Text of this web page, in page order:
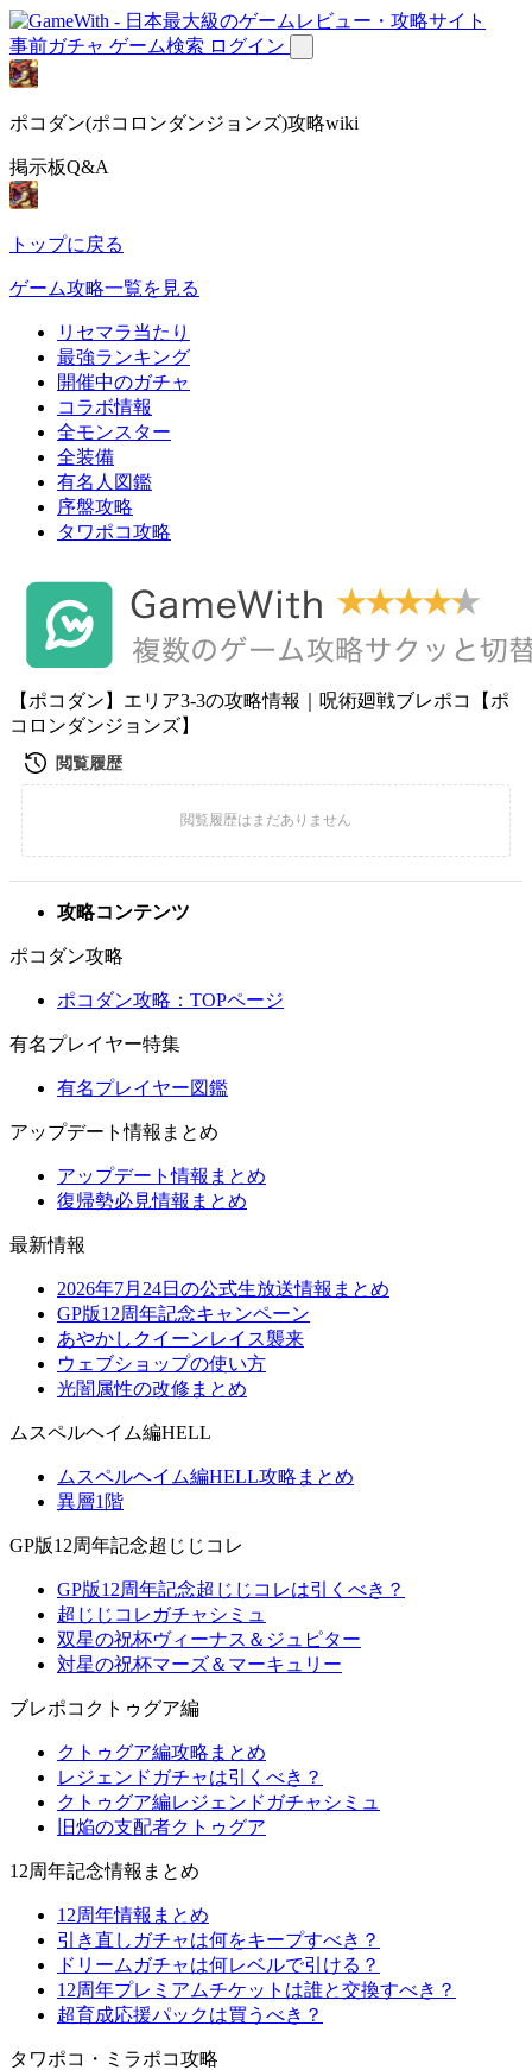
事前ガチャ ゲーム検索 ログイン
ポコダン(ポコロンダンジョンズ)攻略wiki
掲示板Q&A
トップに戻る
ゲーム攻略一覧を見る
リセマラ当たり
最強ランキング
開催中のガチャ
コラボ情報
全モンスター
全装備
有名人図鑑
序盤攻略
タワポコ攻略
【ポコダン】エリア3-3の攻略情報｜呪術廻戦ブレポコ【ポ
コロンダンジョンズ】
攻略コンテンツ
ポコダン攻略
ポコダン攻略：TOPページ
有名プレイヤー特集
有名プレイヤー図鑑
アップデート情報まとめ
アップデート情報まとめ
復帰勢必見情報まとめ
最新情報
2026年7月24日の公式生放送情報まとめ
GP版12周年記念キャンペーン
あやかしクイーンレイス襲来
ウェブショップの使い方
光闇属性の改修まとめ
ムスペルヘイム編HELL
ムスペルヘイム編HELL攻略まとめ
異層1階
GP版12周年記念超じじコレ
GP版12周年記念超じじコレは引くべき？
超じじコレガチャシミュ
双星の祝杯ヴィーナス＆ジュピター
対星の祝杯マーズ＆マーキュリー
ブレポコクトゥグア編
クトゥグア編攻略まとめ
レジェンドガチャは引くべき？
クトゥグア編レジェンドガチャシミュ
旧焔の支配者クトゥグア
12周年記念情報まとめ
12周年情報まとめ
引き直しガチャは何をキープすべき？
ドリームガチャは何レベルで引ける？
12周年プレミアムチケットは誰と交換すべき？
超育成応援パックは買うべき？
タワポコ・ミラポコ攻略